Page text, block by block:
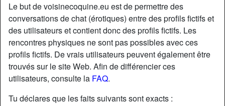
Le but de voisinecoquine.eu est de permettre des
conversations de chat (érotiques) entre des profils fictifs et
des utilisateurs et contient donc des profils fictifs. Les
rencontres physiques ne sont pas possibles avec ces
profils fictifs. De vrais utilisateurs peuvent également être
trouvés sur le site Web. Afin de différencier ces
utilisateurs, consulte la FAQ.
Tu déclares que les faits suivants sont exacts :
starAjouter chatDiscuter !